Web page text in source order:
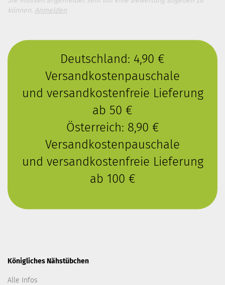
können. Anmelden
Deutschland: 4,90 €
Versandkostenpauschale
und versandkostenfreie Lieferung
ab 50 €
Österreich: 8,90 €
Versandkostenpauschale
und versandkostenfreie Lieferung
ab 100 €
Königliches Nähstübchen
Alle Infos